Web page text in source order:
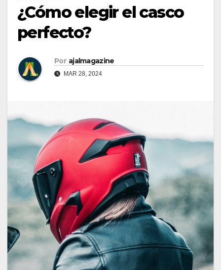
¿Cómo elegir el casco
perfecto?
Por ajalmagazine
MAR 28, 2024